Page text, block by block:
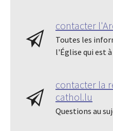
contacter
Toutes les
l'Église qui est
contacter la
cathol.lu
Questions au